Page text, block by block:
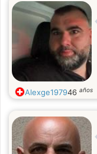
Alexge197946 años